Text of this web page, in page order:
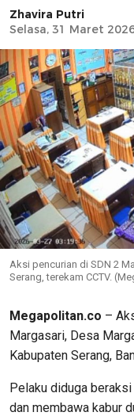
Zhavira Putri
Selasa, 31 Maret
Aksi pencurian di SDN 2
Serang, terekam CCTV.
Megapolitan.co –
Margasari, Desa
Kabupaten Serang,
Pelaku diduga
dan membawa kabur